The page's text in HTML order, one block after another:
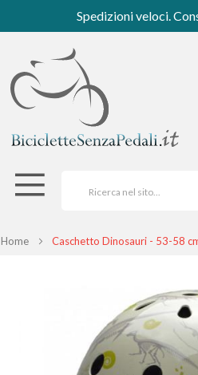
Spedizioni veloci.
Home Caschetto Dinosauri - 53-58